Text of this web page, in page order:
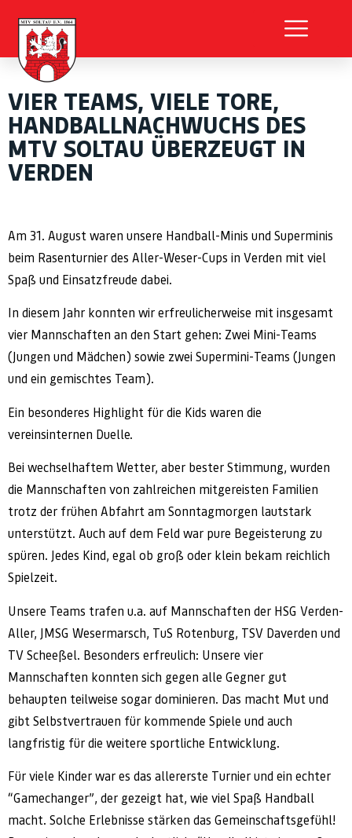
VIER TEAMS, VIELE TORE,
HANDBALLNACHWUCHS DES
MTV SOLTAU ÜBERZEUGT IN
VERDEN
Am 31. August waren unsere Handball-Minis und Superminis
beim Rasenturnier des Aller-Weser-Cups in Verden mit viel
Spaß und Einsatzfreude dabei.
In diesem Jahr konnten wir erfreulicherweise mit insgesamt
vier Mannschaften an den Start gehen: Zwei Mini-Teams
(Jungen und Mädchen) sowie zwei Supermini-Teams (Jungen
und ein gemischtes Team).
Ein besonderes Highlight für die Kids waren die
vereinsinternen Duelle.
Bei wechselhaftem Wetter, aber bester Stimmung, wurden
die Mannschaften von zahlreichen mitgereisten Familien
trotz der frühen Abfahrt am Sonntagmorgen lautstark
unterstützt. Auch auf dem Feld war pure Begeisterung zu
spüren. Jedes Kind, egal ob groß oder klein bekam reichlich
Spielzeit.
Unsere Teams trafen u.a. auf Mannschaften der HSG Verden-
Aller, JMSG Wesermarsch, TuS Rotenburg, TSV Daverden und
TV Scheeßel. Besonders erfreulich: Unsere vier
Mannschaften konnten sich gegen alle Gegner gut
behaupten teilweise sogar dominieren. Das macht Mut und
gibt Selbstvertrauen für kommende Spiele und auch
langfristig für die weitere sportliche Entwicklung.
Für viele Kinder war es das allererste Turnier und ein echter
“Gamechanger”, der gezeigt hat, wie viel Spaß Handball
macht. Solche Erlebnisse stärken das Gemeinschaftsgefühl!